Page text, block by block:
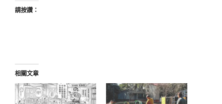
請按讚：
相關文章